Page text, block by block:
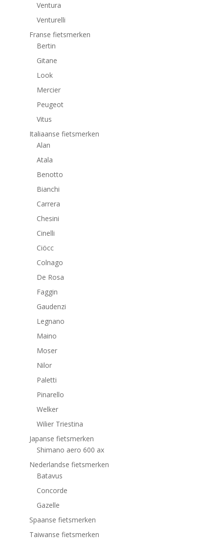
Ventura
Venturelli
Franse fietsmerken
Bertin
Gitane
Look
Mercier
Peugeot
Vitus
Italiaanse fietsmerken
Alan
Atala
Benotto
Bianchi
Carrera
Chesini
Cinelli
Ciöcc
Colnago
De Rosa
Faggin
Gaudenzi
Legnano
Maino
Moser
Nilor
Paletti
Pinarello
Welker
Wilier Triestina
Japanse fietsmerken
Shimano aero 600 ax
Nederlandse fietsmerken
Batavus
Concorde
Gazelle
Spaanse fietsmerken
Taiwanse fietsmerken